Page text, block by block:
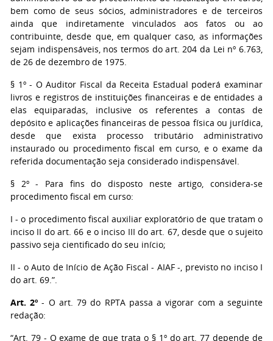
bem como de seus sócios, administradores e de terceiros
ainda que indiretamente vinculados aos fatos ou ao
contribuinte, desde que, em qualquer caso, as informações
sejam indispensáveis, nos termos do art. 204 da Lei nº 6.763,
de 26 de dezembro de 1975.
§ 1º - O Auditor Fiscal da Receita Estadual poderá examinar
livros e registros de instituições financeiras e de entidades a
elas equiparadas, inclusive os referentes a contas de
depósito e aplicações financeiras de pessoa física ou jurídica,
desde que exista processo tributário administrativo
instaurado ou procedimento fiscal em curso, e o exame da
referida documentação seja considerado indispensável.
§ 2º - Para fins do disposto neste artigo, considera-se
procedimento fiscal em curso:
I - o procedimento fiscal auxiliar exploratório de que tratam o
inciso II do art. 66 e o inciso III do art. 67, desde que o sujeito
passivo seja cientificado do seu início;
II - o Auto de Início de Ação Fiscal - AIAF -, previsto no inciso I
do art. 69.”.
Art. 2º - O art. 79 do RPTA passa a vigorar com a seguinte
redação:
“Art. 79 - O exame de que trata o § 1º do art. 77 depende de